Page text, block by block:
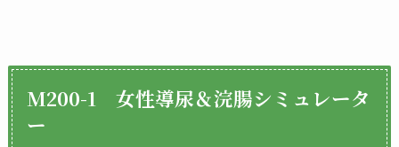
M200-1 女性導尿＆浣腸シミュレータ
ー